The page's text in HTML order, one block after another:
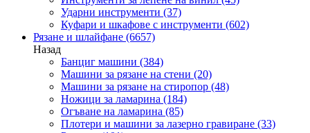
Ударни инструменти (37)
Куфари и шкафове с инструменти (602)
Рязане и шлайфане (6657)
Назад
Банциг машини (384)
Машини за рязане на стени (20)
Машини за рязане на стиропор (48)
Ножици за ламарина (184)
Огъване на ламарина (85)
Плотери и машини за лазерно гравиране (33)